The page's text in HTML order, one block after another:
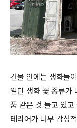
건물 안에는 생화들
일단 생화 꽃 종류가
품 같은 것 들고 있
테리어가 너무 감성